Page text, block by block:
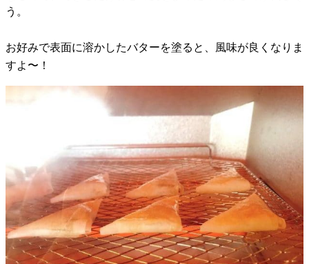
う。
お好みで表面に溶かしたバターを塗ると、風味が良くなりま
すよ〜！